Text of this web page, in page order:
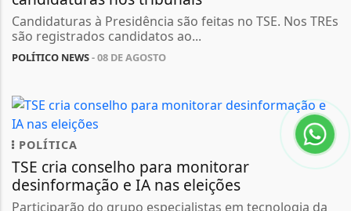
Candidaturas à Presidência são feitas no TSE. Nos TREs
são registrados candidatos ao...
POLÍTICO NEWS- 08 DE AGOSTO
POLÍTICA
TSE cria conselho para monitorar
desinformação e IA nas eleições
Participarão do grupo especialistas em tecnologia da